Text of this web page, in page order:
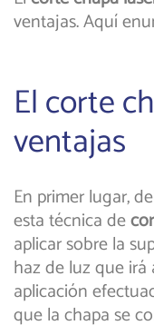
ventajas. Aquí
El corte
ventajas
En primer lugar,
esta técnica de
aplicar sobre la
haz de luz que irá
aplicación
que la chapa se